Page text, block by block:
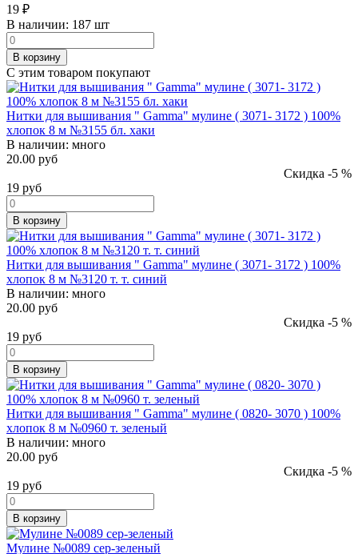
19 ₽
В наличии: 187 шт
В корзину
С этим товаром покупают
Нитки для вышивания " Gamma" мулине ( 3071- 3172 ) 100%
хлопок 8 м №3155 бл. хаки
В наличии: много
20.00 руб
Скидка -5 %
19 руб
В корзину
Нитки для вышивания " Gamma" мулине ( 3071- 3172 ) 100%
хлопок 8 м №3120 т. т. синий
В наличии: много
20.00 руб
Скидка -5 %
19 руб
В корзину
Нитки для вышивания " Gamma" мулине ( 0820- 3070 ) 100%
хлопок 8 м №0960 т. зеленый
В наличии: много
20.00 руб
Скидка -5 %
19 руб
В корзину
Мулине №0089 сер-зеленый